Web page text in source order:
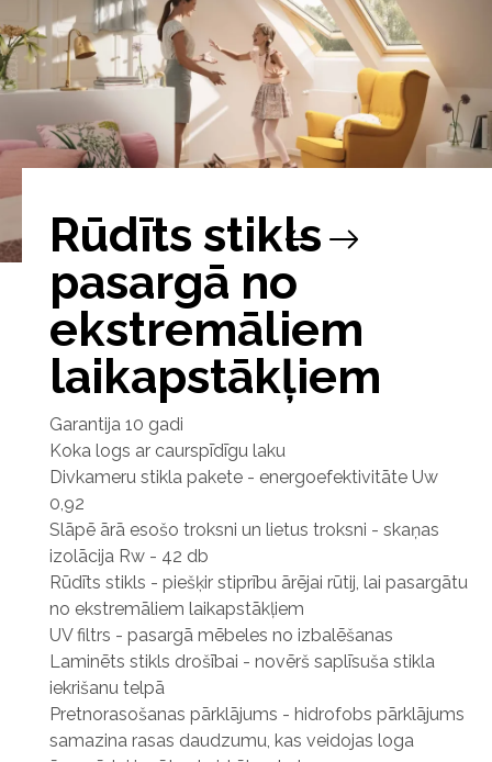
Rūdīts stikls
pasargā no
ekstremāliem
laikapstākļiem
Garantija 10 gadi
Koka logs ar caurspīdīgu laku
Divkameru stikla pakete - energoefektivitāte Uw
0,92
Slāpē ārā esošo troksni un lietus troksni - skaņas
izolācija Rw - 42 db
Rūdīts stikls - piešķir stiprību ārējai rūtij, lai pasargātu
no ekstremāliem laikapstākļiem
UV filtrs - pasargā mēbeles no izbalēšanas
Laminēts stikls drošībai - novērš saplīsuša stikla
iekrišanu telpā
Pretnorasošanas pārklājums - hidrofobs pārklājums
samazina rasas daudzumu, kas veidojas loga